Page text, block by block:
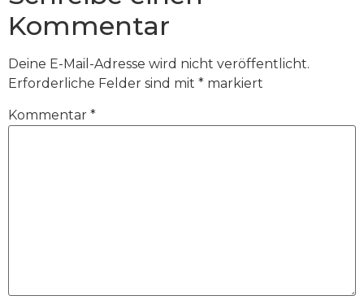
Kommentar
Deine E-Mail-Adresse wird nicht veröffentlicht.
Erforderliche Felder sind mit * markiert
Kommentar *